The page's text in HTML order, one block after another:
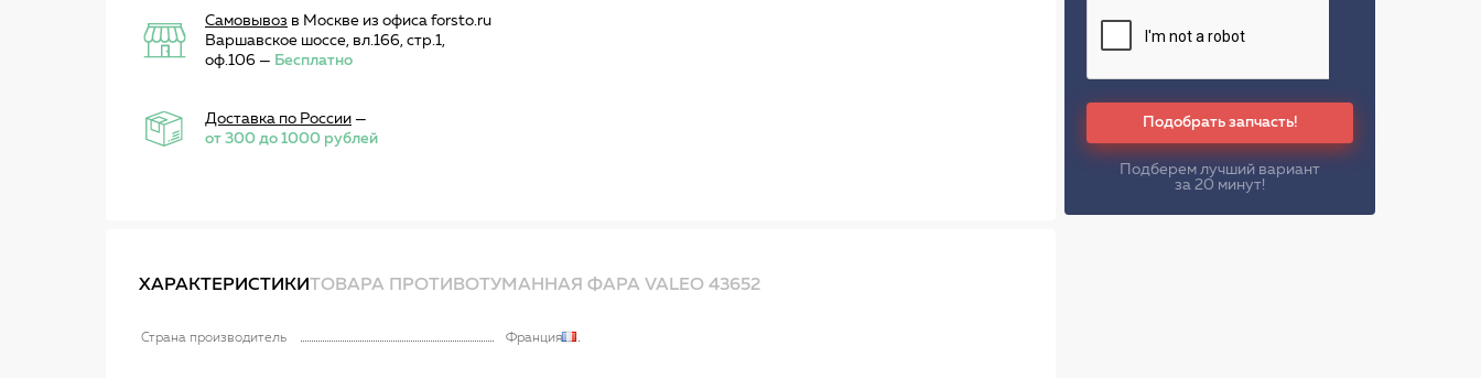
Самовывоз в Москве из офиса forsto.ru
Варшавское шоссе, вл.166, стр.1,
оф.106 — Бесплатно
Доставка по России —
от 300 до 1000 рублей
ХАРАКТЕРИСТИКИТОВАРА ПРОТИВОТУМАННАЯ ФАРА VALEO 43652
Страна производитель Франция
Подобрать запчасть!
Подберем лучший вариант
за 20 минут!